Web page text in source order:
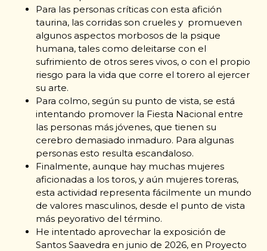
Para las personas críticas con esta afición
taurina, las corridas son crueles y promueven
algunos aspectos morbosos de la psique
humana, tales como deleitarse con el
sufrimiento de otros seres vivos, o con el propio
riesgo para la vida que corre el torero al ejercer
su arte.
Para colmo, según su punto de vista, se está
intentando promover la Fiesta Nacional entre
las personas más jóvenes, que tienen su
cerebro demasiado inmaduro. Para algunas
personas esto resulta escandaloso.
Finalmente, aunque hay muchas mujeres
aficionadas a los toros, y aún mujeres toreras,
esta actividad representa fácilmente un mundo
de valores masculinos, desde el punto de vista
más peyorativo del término.
He intentado aprovechar la exposición de
Santos Saavedra en junio de 2026, en Proyecto